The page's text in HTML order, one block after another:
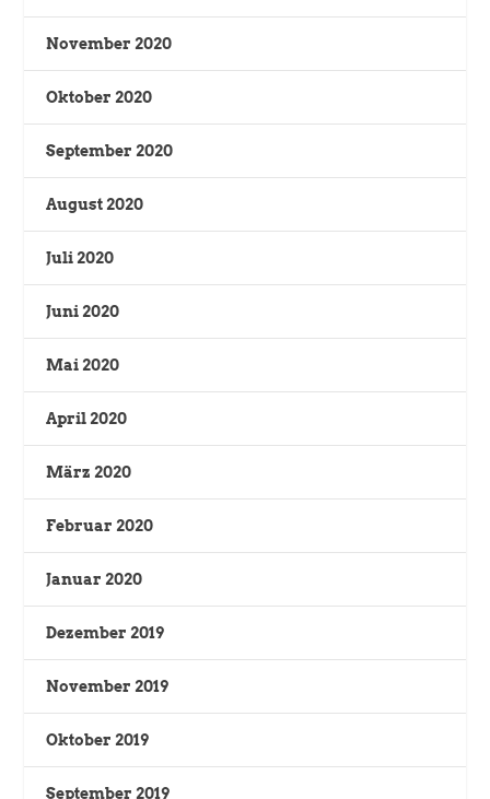
November 2020
Oktober 2020
September 2020
August 2020
Juli 2020
Juni 2020
Mai 2020
April 2020
März 2020
Februar 2020
Januar 2020
Dezember 2019
November 2019
Oktober 2019
September 2019